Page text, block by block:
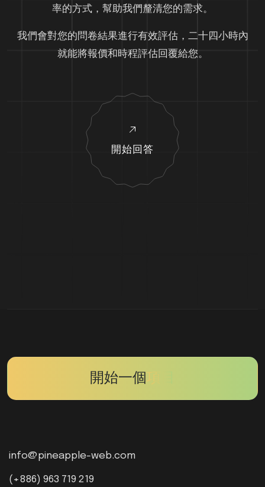
率的方式，幫助我們釐清您的需求。
我們會對您的問卷結果進行有效評估，二十四小時內
就能將報價和時程評估回覆給您。
開始回答
開始一個項目
info@pineapple-web.com
(+886) 963 719 219